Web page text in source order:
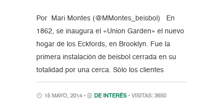
Por Mari Montes (@MMontes_beisbol) En
1862, se inaugura el «Union Garden» el nuevo
hogar de los Eckfords, en Brooklyn. Fue la
primera instalación de beisbol cerrada en su
totalidad por una cerca. Sólo los clientes
15 MAYO, 2014 • DE INTERÉS • VISITAS: 3650